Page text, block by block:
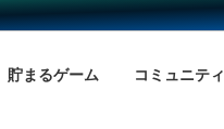
貯まるゲーム コミュニティ